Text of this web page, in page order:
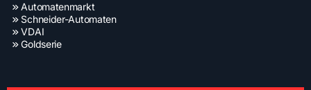
Automatenmarkt
Schneider-Automaten
VDAI
Goldserie